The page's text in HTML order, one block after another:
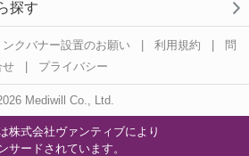
探す
ンクバナー設置のお願い | 利用規約 |
問
せ
| プライバシー
Mediwill Co., Ltd.
株式会社ヴァンティブにより
サードされています。